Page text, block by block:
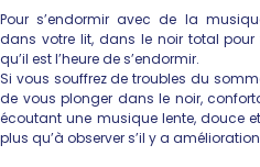
Pour s’endormir avec de la
dans votre lit, dans le noir total
qu’il est l’heure de s’endormir.
Si vous souffrez de troubles du
de vous plonger dans le noir,
écoutant une musique lente, douce
plus qu’à observer s’il y a